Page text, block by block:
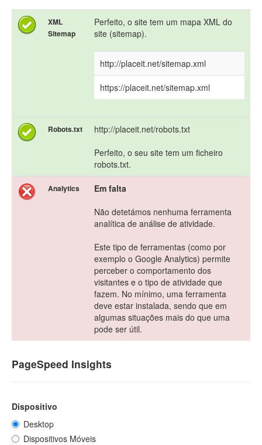
XML
Sitemap
Perfeito, o site tem um mapa XML do
site (sitemap).
http://placeit.net/sitemap.xml
https://placeit.net/sitemap.xml
Robots.txt
http://placeit.net/robots.txt
Perfeito, o seu site tem um ficheiro
robots.txt.
Analytics
Em falta
Não detetámos nenhuma ferramenta
analítica de análise de atividade.
Este tipo de ferramentas (como por
exemplo o Google Analytics) permite
perceber o comportamento dos
visitantes e o tipo de atividade que
fazem. No mínimo, uma ferramenta
deve estar instalada, sendo que em
algumas situações mais do que uma
pode ser útil.
PageSpeed Insights
Dispositivo
Desktop
Dispositivos Móveis